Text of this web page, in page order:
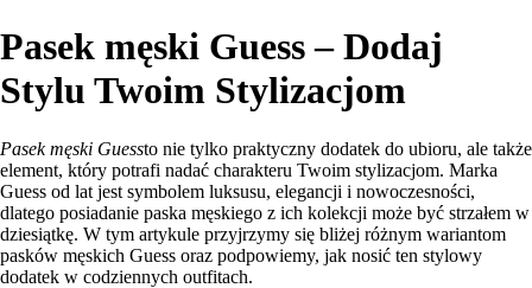
Pasek męski Guess – Dodaj
Stylu Twoim Stylizacjom
Pasek męski Guessto nie tylko praktyczny dodatek do ubioru, ale także
element, który potrafi nadać charakteru Twoim stylizacjom. Marka
Guess od lat jest symbolem luksusu, elegancji i nowoczesności,
dlatego posiadanie paska męskiego z ich kolekcji może być strzałem w
dziesiątkę. W tym artykule przyjrzymy się bliżej różnym wariantom
pasków męskich Guess oraz podpowiemy, jak nosić ten stylowy
dodatek w codziennych outfitach.